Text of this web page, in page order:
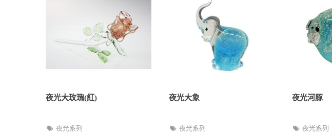
夜光大玫瑰(紅)
夜光系列
夜光大象
夜光系列
夜光河豚
夜光系列